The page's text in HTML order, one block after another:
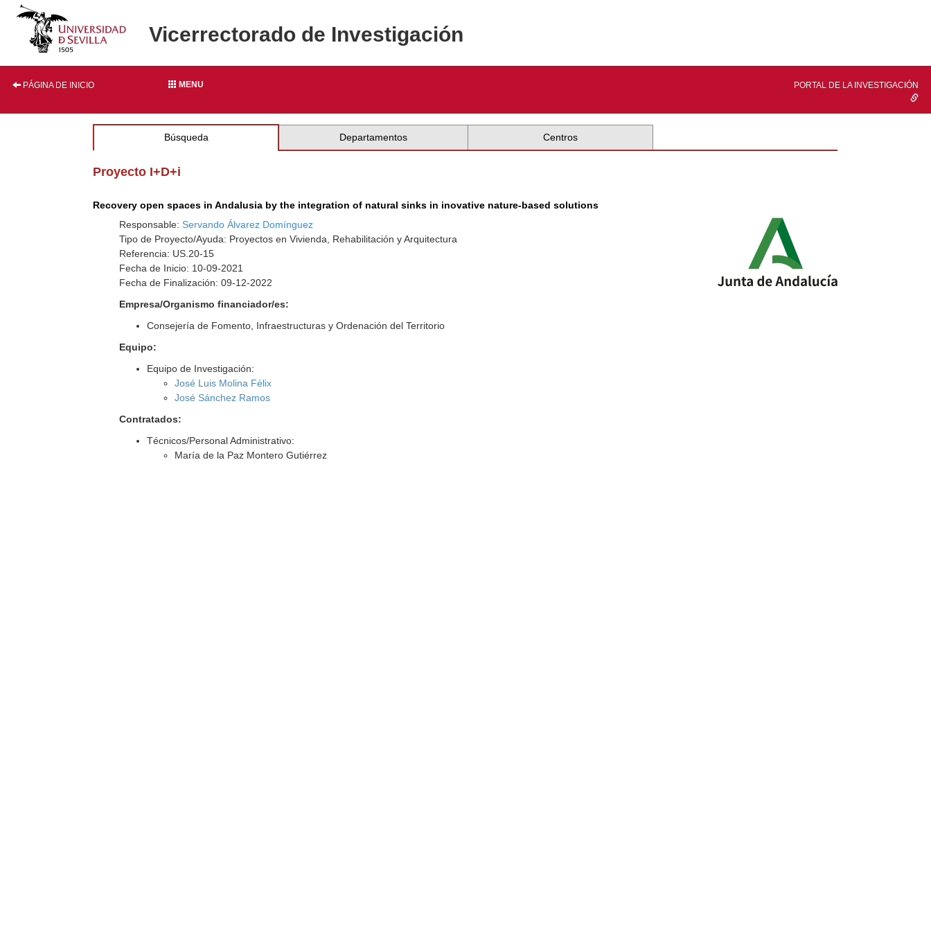
Vicerrectorado de Investigación
PÁGINA DE INICIO MENU PORTAL DE LA INVESTIGACIÓN
Búsqueda Departamentos Centros
Proyecto I+D+i
Recovery open spaces in Andalusia by the integration of natural sinks in inovative nature-based solutions
Responsable: Servando Álvarez Domínguez
Tipo de Proyecto/Ayuda: Proyectos en Vivienda, Rehabilitación y Arquitectura
Referencia: US.20-15
Fecha de Inicio: 10-09-2021
Fecha de Finalización: 09-12-2022
Empresa/Organismo financiador/es:
Consejería de Fomento, Infraestructuras y Ordenación del Territorio
Equipo:
Equipo de Investigación:
José Luis Molina Félix
José Sánchez Ramos
Contratados:
Técnicos/Personal Administrativo:
María de la Paz Montero Gutiérrez